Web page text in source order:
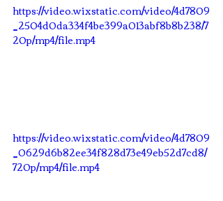
https://video.wixstatic.com/video/4d7809
_2504d0da334f4be399a013abf8b8b238/7
20p/mp4/file.mp4
https://video.wixstatic.com/video/4d7809
_0629d6b82ee34f828d73e49eb52d7cd8/
720p/mp4/file.mp4